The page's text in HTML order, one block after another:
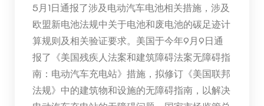
5月1日通报了涉及电动汽车电池相关措施，涉及
欧盟新电池法规中关于电池和废电池的碳足迹计
算规则及相关验证要求。美国于今年9月9日通
报了《美国残疾人法案和建筑障碍法案无障碍指
南：电动汽车充电站》措施，拟修订《美国联邦
法规》中的建筑物和设施的无障碍指南，以解决